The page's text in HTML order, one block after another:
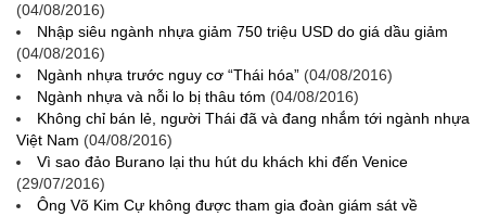
(04/08/2016)
Nhập siêu ngành nhựa giảm 750 triệu USD do giá dầu giảm
(04/08/2016)
Ngành nhựa trước nguy cơ “Thái hóa” (04/08/2016)
Ngành nhựa và nỗi lo bị thâu tóm (04/08/2016)
Không chỉ bán lẻ, người Thái đã và đang nhắm tới ngành nhựa
Việt Nam (04/08/2016)
Vì sao đảo Burano lại thu hút du khách khi đến Venice
(29/07/2016)
Ông Võ Kim Cự không được tham gia đoàn giám sát về